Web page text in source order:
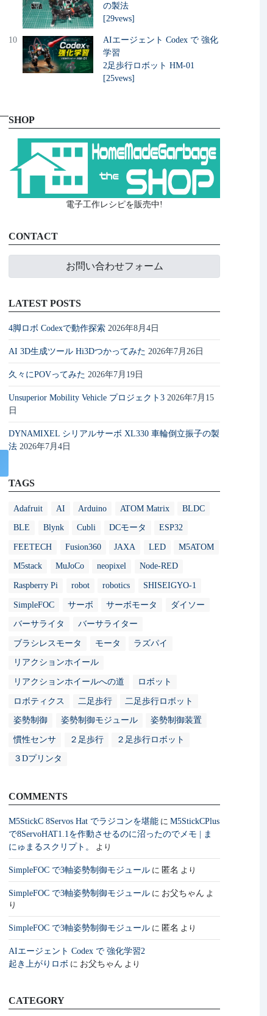
の製法
[29vews]
10
AIエージェント Codex で 強化
学習
2足歩行ロボット HM-01
[25vews]
SHOP
電子工作レシピを販売中!
CONTACT
お問い合わせフォーム
LATEST POSTS
4脚ロボ Codexで動作探索 2026年8月4日
AI 3D生成ツール Hi3Dつかってみた 2026年7月26日
久々にPOVってみた 2026年7月19日
Unsuperior Mobility Vehicle プロジェクト3 2026年7月15
日
DYNAMIXEL シリアルサーボ XL330 車輪倒立振子の製
法 2026年7月4日
TAGS
Adafruit AI Arduino ATOM Matrix BLDC
BLE Blynk Cubli DCモータ ESP32
FEETECH Fusion360 JAXA LED M5ATOM
M5stack MuJoCo neopixel Node-RED
Raspberry Pi robot robotics SHISEIGYO-1
SimpleFOC サーボ サーボモータ ダイソー
バーサライタ バーサライター
ブラシレスモータ モータ ラズパイ
リアクションホイール
リアクションホイールへの道 ロボット
ロボティクス 二足歩行 二足歩行ロボット
姿勢制御 姿勢制御モジュール 姿勢制御装置
慣性センサ ２足歩行 ２足歩行ロボット
３Dプリンタ
COMMENTS
M5StickC 8Servos Hat でラジコンを堪能 に M5StickCPlus
で8ServoHAT1.1を作動させるのに沼ったのでメモ | ま
にゅまるスクリプト。
より
SimpleFOC で3軸姿勢制御モジュール に 匿名 より
SimpleFOC で3軸姿勢制御モジュール に お父ちゃん よ
り
SimpleFOC で3軸姿勢制御モジュール に 匿名 より
AIエージェント Codex で 強化学習2
起き上がりロボ に お父ちゃん より
CATEGORY